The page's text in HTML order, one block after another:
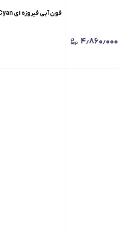
۴٫۸۶۰٫۰۰۰
فون آبی فیروزه ای Cyan ( مخمل اروپایی )